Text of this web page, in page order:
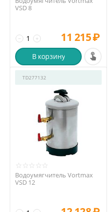
VSD 8
+
− 11 215₽
В корзину
TD277132
Водоумягчитель Vortmax
VSD 12